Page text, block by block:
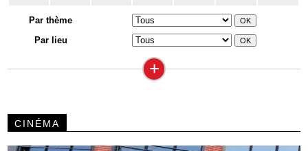
Par thème
Par lieu
+
CINÉMA